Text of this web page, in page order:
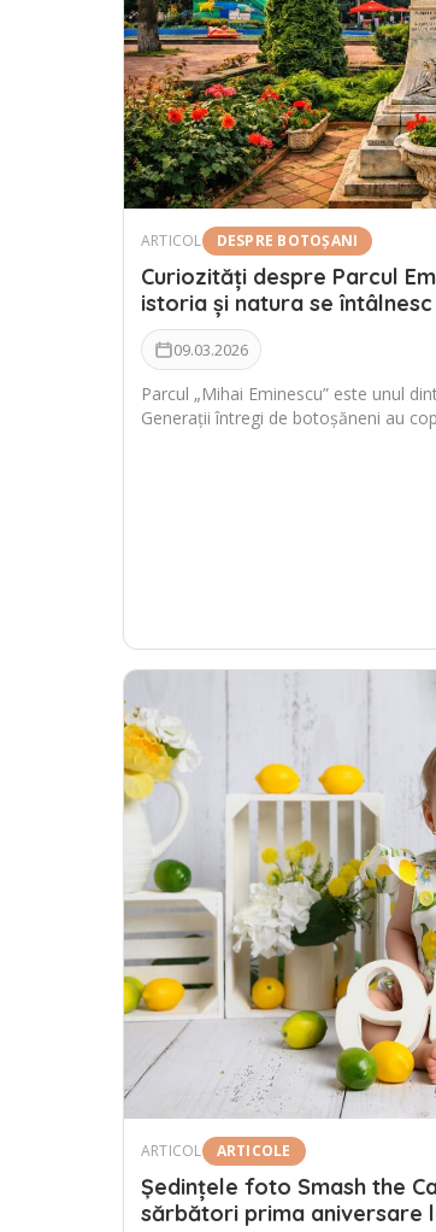
ARTICOL DESPRE BOTOȘANI
Curiozități despre Parcul
istoria și natura se întâlnesc
09.03.2026
Parcul „Mihai Eminescu” este unul
Generații întregi de botoșăneni au
ARTICOL ARTICOLE
Ședințele foto Smash the
sărbători prima aniversare